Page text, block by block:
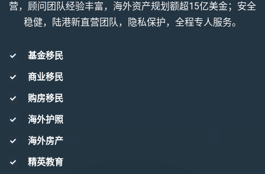
营，顾问团队经验丰富，海外资产规划额超15亿美金；安全
稳健，陆港新直营团队，隐私保护，全程专人服务。
基金移民
商业移民
购房移民
海外护照
海外房产
精英教育